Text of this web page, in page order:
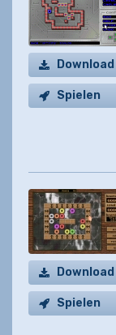
Download
Spielen
Download
Spielen